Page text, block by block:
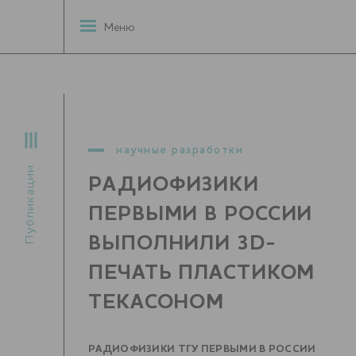
Публикации
Меню
научные разработки
РАДИОФИЗИКИ
ПЕРВЫМИ В РОССИИ
ВЫПОЛНИЛИ 3D-
ПЕЧАТЬ ПЛАСТИКОМ
ТЕКАСОНОМ
РАДИОФИЗИКИ ТГУ ПЕРВЫМИ В РОССИИ